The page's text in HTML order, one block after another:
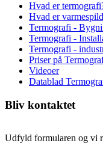
Hvad er
Hvad er
Termografi -
Termografi -
Termografi -
Priser på
Videoer
Datablad
Bliv kontaktet
Udfyld formularen og vi